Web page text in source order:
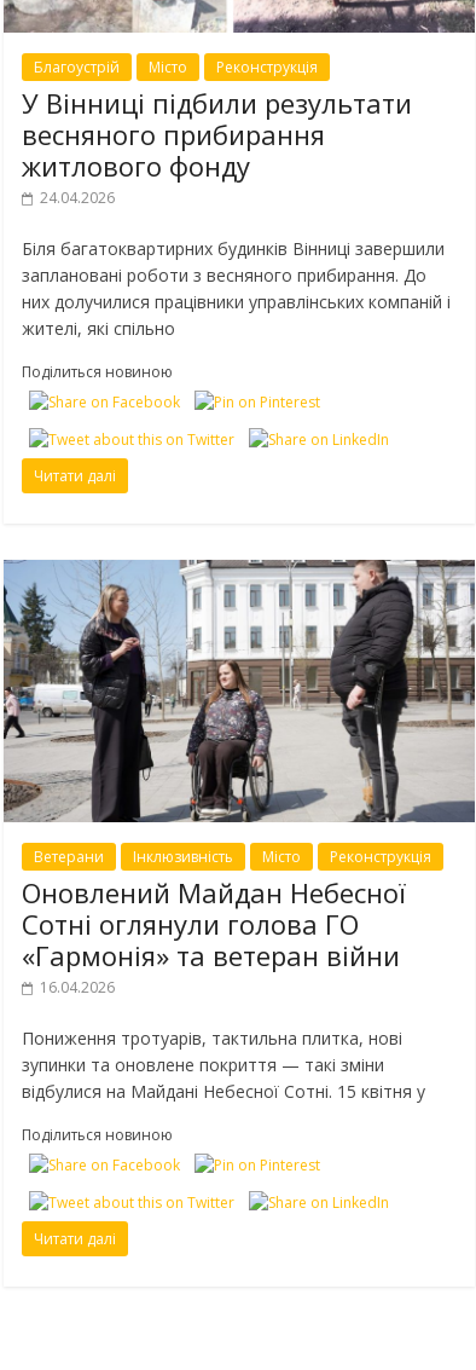
Благоустрій Місто Реконструкція
У Вінниці підбили результати
весняного прибирання
житлового фонду
24.04.2026
Біля багатоквартирних будинків Вінниці завершили
заплановані роботи з весняного прибирання. До
них долучилися працівники управлінських компаній і
жителі, які спільно
Поділиться новиною
Читати далі
Ветерани Інклюзивність Місто Реконструкція
Оновлений Майдан Небесної
Сотні оглянули голова ГО
«Гармонія» та ветеран війни
16.04.2026
Пониження тротуарів, тактильна плитка, нові
зупинки та оновлене покриття — такі зміни
відбулися на Майдані Небесної Сотні. 15 квітня у
Поділиться новиною
Читати далі